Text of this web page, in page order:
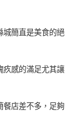
城簡直是美食的絕
疚感的滿足尤其讓
餐店差不多，足夠